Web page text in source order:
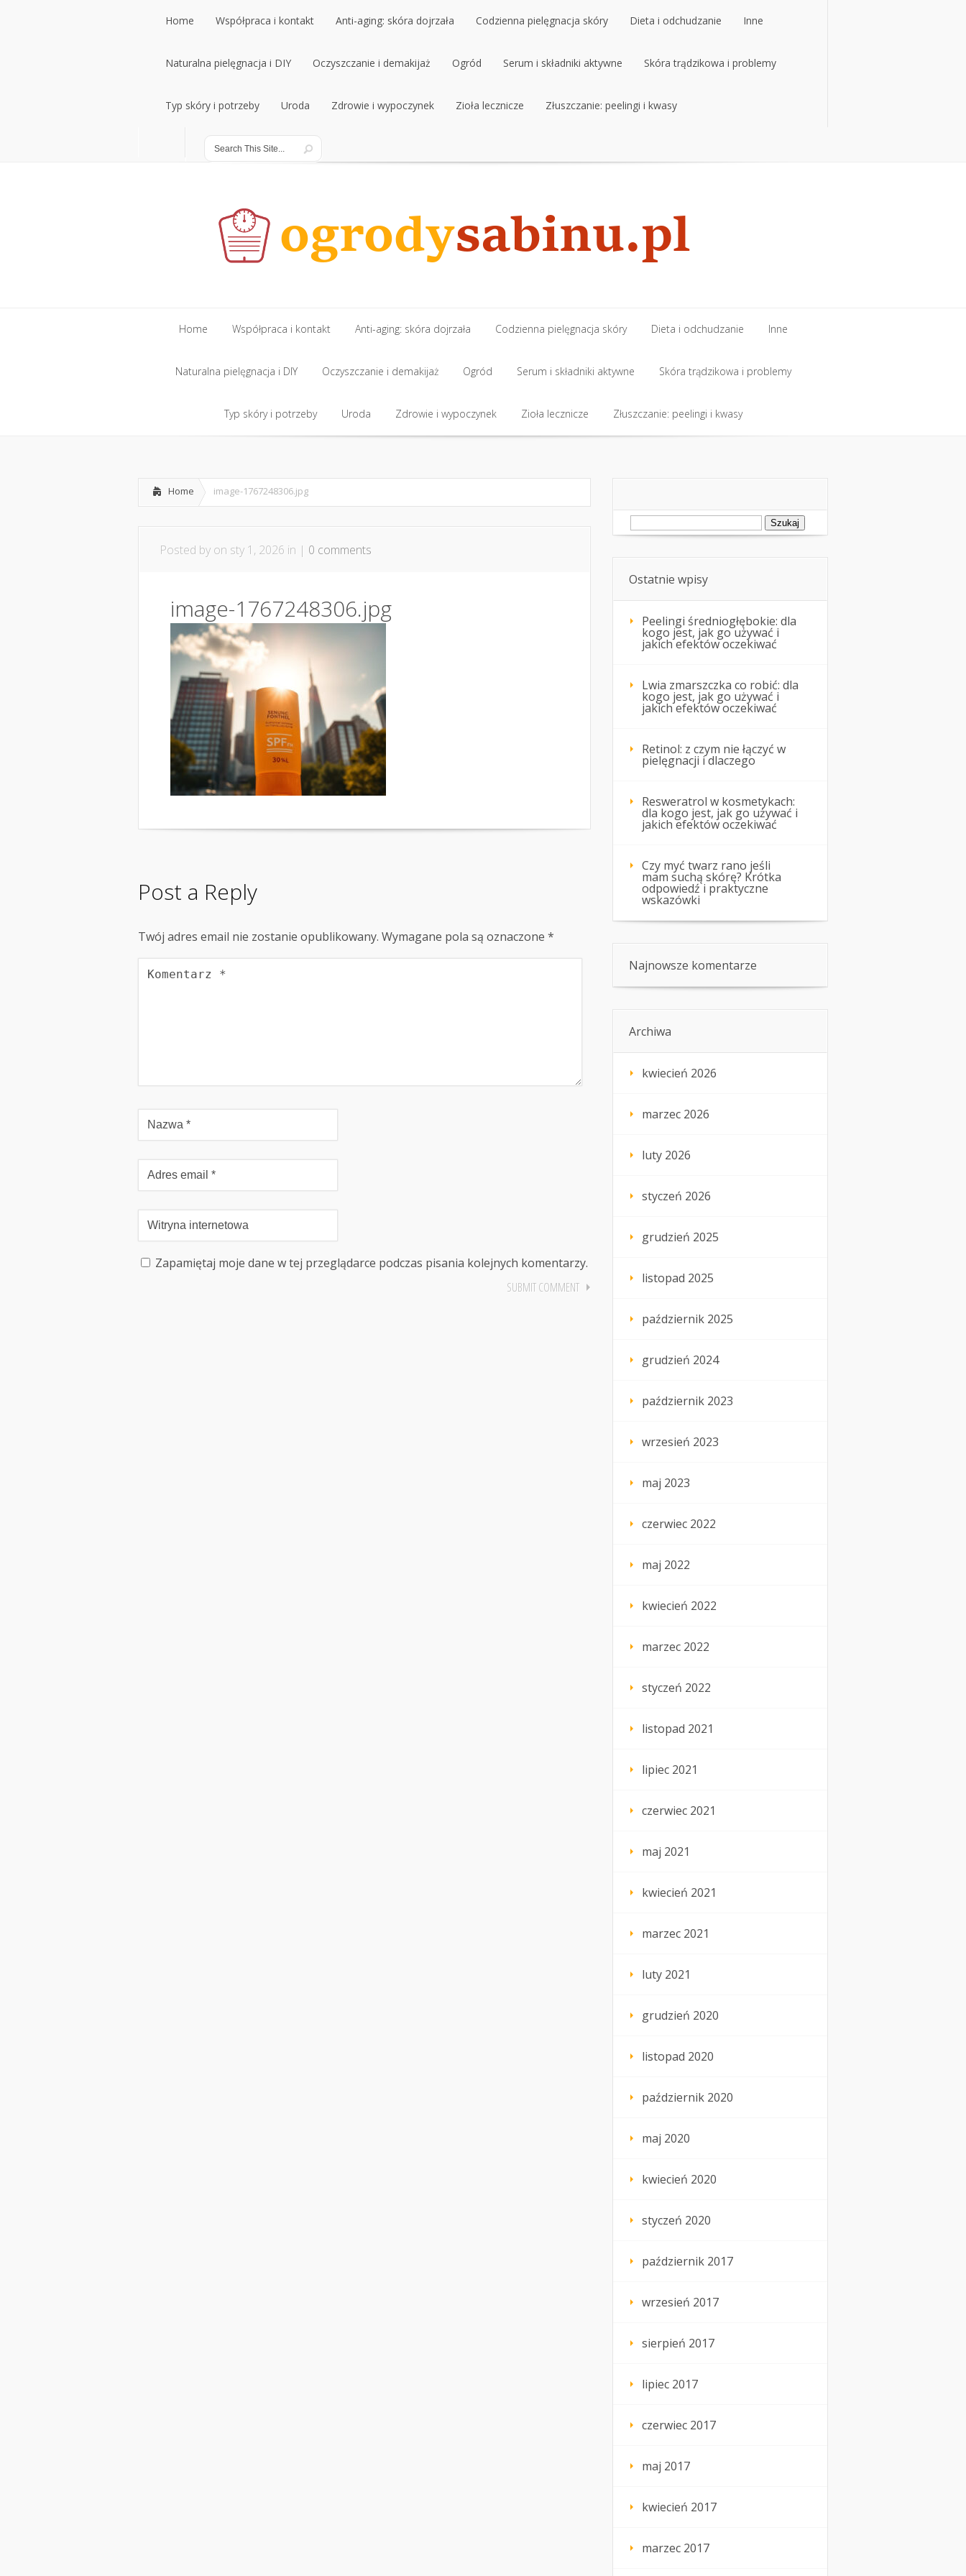
Home
Home
Współpraca i kontakt
Współpraca i kontakt
Anti-aging: skóra dojrzała
Anti-aging: skóra dojrzała
Codzienna pielęgnacja skóry
Codzienna pielęgnacja skóry
Dieta i odchudzanie
Dieta i odchudzanie
Inne
Inne
Naturalna pielęgnacja i DIY
Naturalna pielęgnacja i DIY
Oczyszczanie i demakijaż
Oczyszczanie i demakijaż
Ogród
Ogród
Serum i składniki aktywne
Serum i składniki aktywne
Skóra trądzikowa i problemy
Skóra trądzikowa i problemy
Typ skóry i potrzeby
Typ skóry i potrzeby
Uroda
Uroda
Zdrowie i wypoczynek Zioła lecznicze Złuszczanie: peelingi i kwasy
Home
Home
Współpraca i kontakt
Współpraca i kontakt
Anti-aging: skóra dojrzała
Anti-aging: skóra dojrzała
Codzienna pielęgnacja skóry
Codzienna pielęgnacja skóry
Dieta i odchudzanie
Dieta i odchudzanie
Inne
Inne
Naturalna pielęgnacja i DIY
Naturalna pielęgnacja i DIY
Oczyszczanie i demakijaż
Oczyszczanie i demakijaż
Ogród
Ogród
Serum i składniki aktywne
Serum i składniki aktywne
Skóra trądzikowa i problemy
Skóra trądzikowa i problemy
Typ skóry i potrzeby Uroda Zdrowie i wypoczynek Zioła lecznicze Złuszczanie: peelingi i kwasy
Home image-1767248306.jpg
Posted by on sty 1, 2026 in | 0 comments
image-1767248306.jpg
Post a Reply
Twój adres email nie zostanie opublikowany. Wymagane pola są oznaczone *
Zapamiętaj moje dane w tej przeglądarce podczas pisania kolejnych komentarzy.
Szukaj:
Ostatnie wpisy
Peelingi średniogłębokie: dla
kogo jest, jak go używać i
jakich efektów oczekiwać
Lwia zmarszczka co robić: dla
kogo jest, jak go używać i
jakich efektów oczekiwać
Retinol: z czym nie łączyć w
pielęgnacji i dlaczego
Resweratrol w kosmetykach:
dla kogo jest, jak go używać i
jakich efektów oczekiwać
Czy myć twarz rano jeśli
mam suchą skórę? Krótka
odpowiedź i praktyczne
wskazówki
Najnowsze komentarze
Archiwa
kwiecień 2026
marzec 2026
luty 2026
styczeń 2026
grudzień 2025
listopad 2025
październik 2025
grudzień 2024
październik 2023
wrzesień 2023
maj 2023
czerwiec 2022
maj 2022
kwiecień 2022
marzec 2022
styczeń 2022
listopad 2021
lipiec 2021
czerwiec 2021
maj 2021
kwiecień 2021
marzec 2021
luty 2021
grudzień 2020
listopad 2020
październik 2020
maj 2020
kwiecień 2020
styczeń 2020
październik 2017
wrzesień 2017
sierpień 2017
lipiec 2017
czerwiec 2017
maj 2017
kwiecień 2017
marzec 2017